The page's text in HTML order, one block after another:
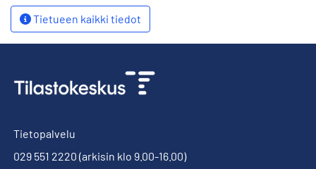
Tietueen kaikki tiedot
Tietopalvelu
029 551 2220 (arkisin klo 9.00-16.00)